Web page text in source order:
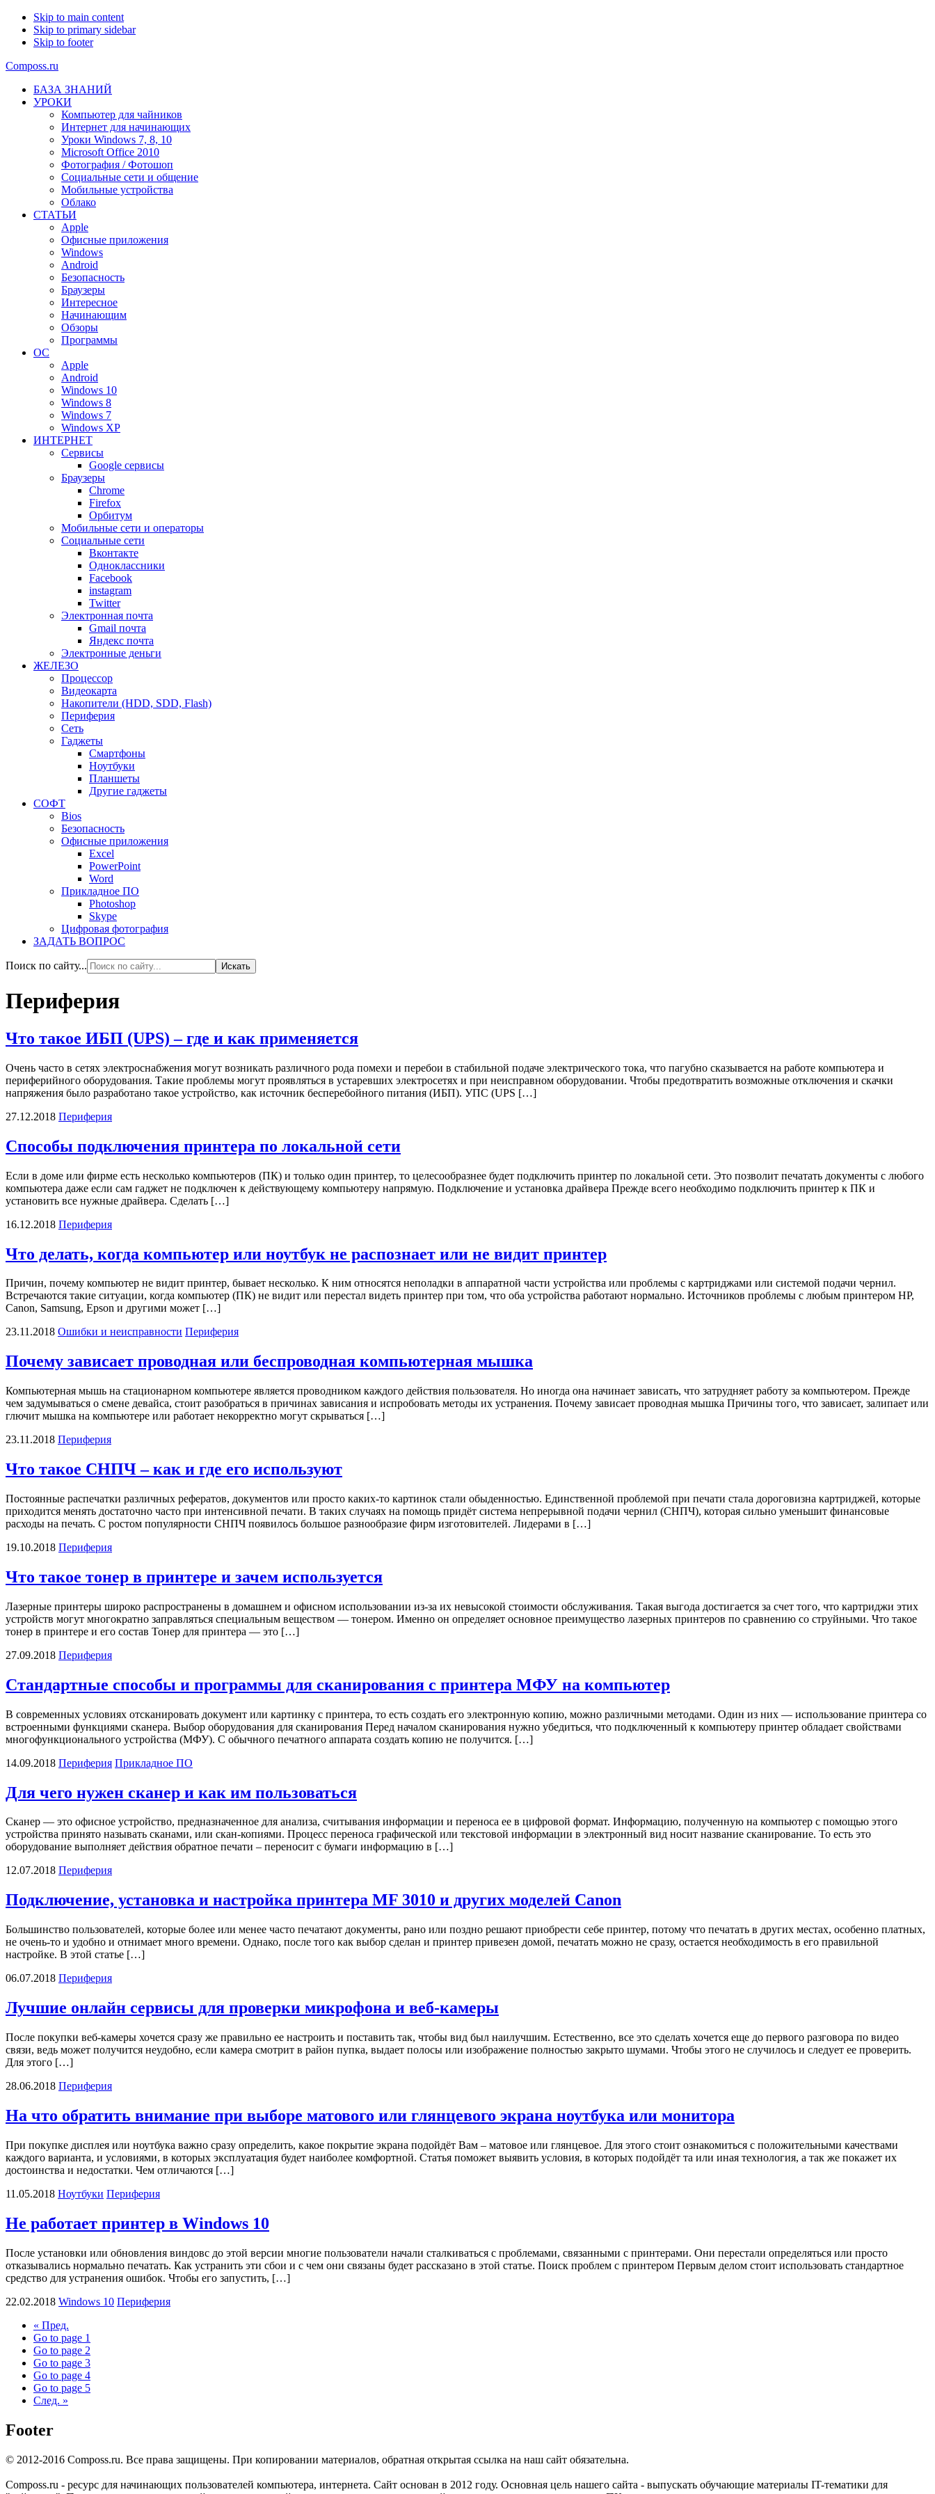
Skip to main content
Skip to primary sidebar
Skip to footer
Composs.ru
БАЗА ЗНАНИЙ
УРОКИ
Компьютер для чайников
Интернет для начинающих
Уроки Windows 7, 8, 10
Microsoft Office 2010
Фотография / Фотошоп
Социальные сети и общение
Мобильные устройства
Облако
СТАТЬИ
Apple
Офисные приложения
Windows
Android
Безопасность
Браузеры
Интересное
Начинающим
Обзоры
Программы
ОС
Apple
Android
Windows 10
Windows 8
Windows 7
Windows XP
ИНТЕРНЕТ
Сервисы
Google сервисы
Браузеры
Chrome
Firefox
Орбитум
Мобильные сети и операторы
Социальные сети
Вконтакте
Одноклассники
Facebook
instagram
Twitter
Электронная почта
Gmail почта
Яндекс почта
Электронные деньги
ЖЕЛЕЗО
Процессор
Видеокарта
Накопители (HDD, SDD, Flash)
Периферия
Сеть
Гаджеты
Смартфоны
Ноутбуки
Планшеты
Другие гаджеты
СОФТ
Bios
Безопасность
Офисные приложения
Excel
PowerPoint
Word
Прикладное ПО
Photoshop
Skype
Цифровая фотография
ЗАДАТЬ ВОПРОС
Поиск по сайту...
Периферия
Что такое ИБП (UPS) – где и как применяется
Очень часто в сетях электроснабжения могут возникать различного рода помехи и перебои в стабильной подаче электрического тока, что пагубно сказывается на работе компьютера и
периферийного оборудования. Такие проблемы могут проявляться в устаревших электросетях и при неисправном оборудовании. Чтобы предотвратить возможные отключения и скачки
напряжения было разработано такое устройство, как источник бесперебойного питания (ИБП). УПС (UPS […]
27.12.2018 Периферия
Способы подключения принтера по локальной сети
Если в доме или фирме есть несколько компьютеров (ПК) и только один принтер, то целесообразнее будет подключить принтер по локальной сети. Это позволит печатать документы с любого
компьютера даже если сам гаджет не подключен к действующему компьютеру напрямую. Подключение и установка драйвера Прежде всего необходимо подключить принтер к ПК и
установить все нужные драйвера. Сделать […]
16.12.2018 Периферия
Что делать, когда компьютер или ноутбук не распознает или не видит принтер
Причин, почему компьютер не видит принтер, бывает несколько. К ним относятся неполадки в аппаратной части устройства или проблемы с картриджами или системой подачи чернил.
Встречаются такие ситуации, когда компьютер (ПК) не видит или перестал видеть принтер при том, что оба устройства работают нормально. Источников проблемы с любым принтером HP,
Canon, Samsung, Epson и другими может […]
23.11.2018 Ошибки и неисправности Периферия
Почему зависает проводная или беспроводная компьютерная мышка
Компьютерная мышь на стационарном компьютере является проводником каждого действия пользователя. Но иногда она начинает зависать, что затрудняет работу за компьютером. Прежде
чем задумываться о смене девайса, стоит разобраться в причинах зависания и испробовать методы их устранения. Почему зависает проводная мышка Причины того, что зависает, залипает или
глючит мышка на компьютере или работает некорректно могут скрываться […]
23.11.2018 Периферия
Что такое СНПЧ – как и где его используют
Постоянные распечатки различных рефератов, документов или просто каких-то картинок стали обыденностью. Единственной проблемой при печати стала дороговизна картриджей, которые
приходится менять достаточно часто при интенсивной печати. В таких случаях на помощь придёт система непрерывной подачи чернил (СНПЧ), которая сильно уменьшит финансовые
расходы на печать. С ростом популярности СНПЧ появилось большое разнообразие фирм изготовителей. Лидерами в […]
19.10.2018 Периферия
Что такое тонер в принтере и зачем используется
Лазерные принтеры широко распространены в домашнем и офисном использовании из-за их невысокой стоимости обслуживания. Такая выгода достигается за счет того, что картриджи этих
устройств могут многократно заправляться специальным веществом — тонером. Именно он определяет основное преимущество лазерных принтеров по сравнению со струйными. Что такое
тонер в принтере и его состав Тонер для принтера — это […]
27.09.2018 Периферия
Стандартные способы и программы для сканирования с принтера МФУ на компьютер
В современных условиях отсканировать документ или картинку с принтера, то есть создать его электронную копию, можно различными методами. Один из них — использование принтера со
встроенными функциями сканера. Выбор оборудования для сканирования Перед началом сканирования нужно убедиться, что подключенный к компьютеру принтер обладает свойствами
многофункционального устройства (МФУ). С обычного печатного аппарата создать копию не получится. […]
14.09.2018 Периферия Прикладное ПО
Для чего нужен сканер и как им пользоваться
Сканер — это офисное устройство, предназначенное для анализа, считывания информации и переноса ее в цифровой формат. Информацию, полученную на компьютер с помощью этого
устройства принято называть сканами, или скан-копиями. Процесс переноса графической или текстовой информации в электронный вид носит название сканирование. То есть это
оборудование выполняет действия обратное печати – переносит с бумаги информацию в […]
12.07.2018 Периферия
Подключение, установка и настройка принтера MF 3010 и других моделей Canon
Большинство пользователей, которые более или менее часто печатают документы, рано или поздно решают приобрести себе принтер, потому что печатать в других местах, особенно платных,
не очень-то и удобно и отнимает много времени. Однако, после того как выбор сделан и принтер привезен домой, печатать можно не сразу, остается необходимость в его правильной
настройке. В этой статье […]
06.07.2018 Периферия
Лучшие онлайн сервисы для проверки микрофона и веб-камеры
После покупки веб-камеры хочется сразу же правильно ее настроить и поставить так, чтобы вид был наилучшим. Естественно, все это сделать хочется еще до первого разговора по видео
связи, ведь может получится неудобно, если камера смотрит в район пупка, выдает полосы или изображение полностью закрыто шумами. Чтобы этого не случилось и следует ее проверить.
Для этого […]
28.06.2018 Периферия
На что обратить внимание при выборе матового или глянцевого экрана ноутбука или монитора
При покупке дисплея или ноутбука важно сразу определить, какое покрытие экрана подойдёт Вам – матовое или глянцевое. Для этого стоит ознакомиться с положительными качествами
каждого варианта, и условиями, в которых эксплуатация будет наиболее комфортной. Статья поможет выявить условия, в которых подойдёт та или иная технология, а так же покажет их
достоинства и недостатки. Чем отличаются […]
11.05.2018 Ноутбуки Периферия
Не работает принтер в Windows 10
После установки или обновления виндовс до этой версии многие пользователи начали сталкиваться с проблемами, связанными с принтерами. Они перестали определяться или просто
отказывались нормально печатать. Как устранить эти сбои и с чем они связаны будет рассказано в этой статье. Поиск проблем с принтером Первым делом стоит использовать стандартное
средство для устранения ошибок. Чтобы его запустить, […]
22.02.2018 Windows 10 Периферия
« Пред.
Go to page 1
Go to page 2
Go to page 3
Go to page 4
Go to page 5
След. »
Footer
© 2012-2016 Composs.ru. Все права защищены. При копировании материалов, обратная открытая ссылка на наш сайт обязательна.
Composs.ru - ресурс для начинающих пользователей компьютера, интернета. Сайт основан в 2012 году. Основная цель нашего сайта - выпускать обучающие материалы IT-тематики для